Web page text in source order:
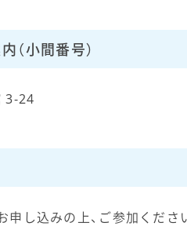
（小間番号）
3-24
し込みの上、ご参加くださ